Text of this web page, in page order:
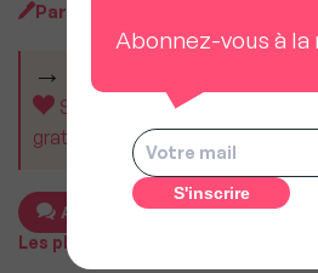
Par
Soutenez MySweetImmo et
gratuit pour tous.
Ajouter un commentaire
Les plus populaires
Abonnez-vous à